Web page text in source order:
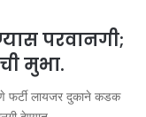
परवानगी;
मुभा.
फर्टी लायजर दुकाने कडक